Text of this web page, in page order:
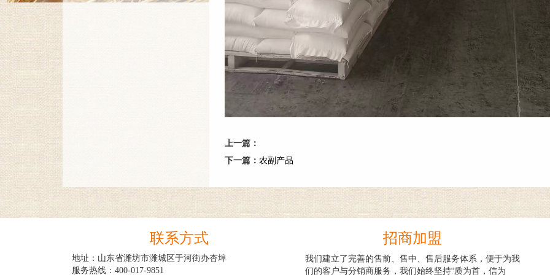
上一篇：
下一篇： 农副产品
联系方式
地址：山东省潍坊市潍城区于河街办杏埠
服务热线：400-017-9851
招商加盟
我们建立了完善的售前、售中、售后服务体系，便于为我
们的客户与分销商服务，我们始终坚持“质为首，信为